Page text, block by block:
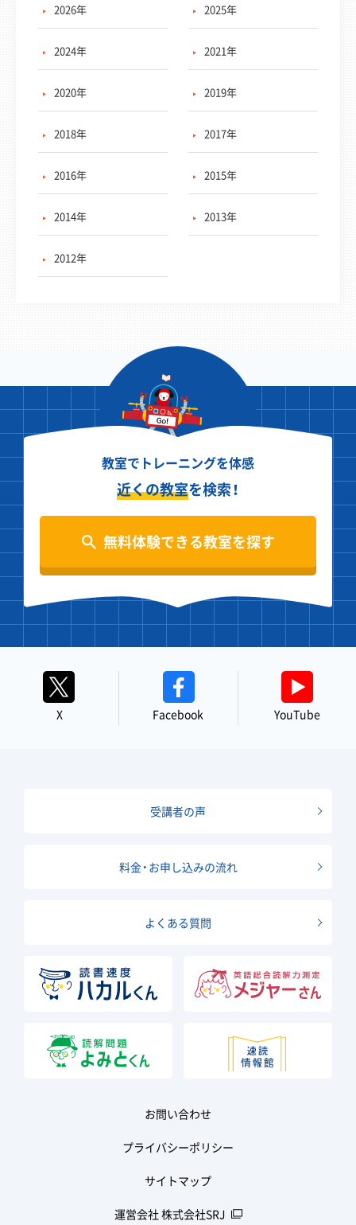
2026年 2025年
2024年 2021年
2020年 2019年
2018年 2017年
2016年 2015年
2014年 2013年
2012年
教室でトレーニングを体感
近くの教室を検索！
無料体験できる教室を探す
X Facebook YouTube
受講者の声
料金・お申し込みの流れ
よくある質問
お問い合わせ
プライバシーポリシー
サイトマップ
運営会社 株式会社SRJ